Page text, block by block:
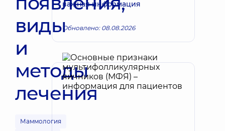
виды
и
методы
лечения
Маммология
важная информация
Обновлено: 08.08.2026